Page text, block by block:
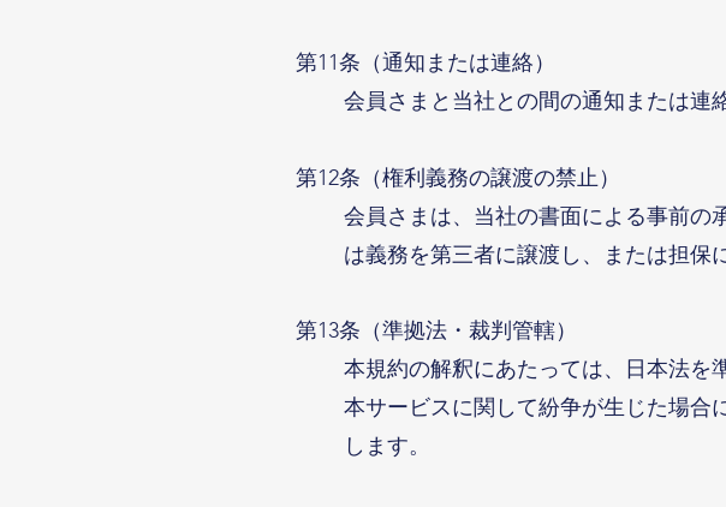
第11条（通知または連絡）
会員さまと当社との間の通知または連
第12条（権利義務の譲渡の禁止）
会員さまは、当社の書面による事前の
は義務を第三者に譲渡し、または担保
第13条（準拠法・裁判管轄）
本規約の解釈にあたっては、日本法を
本サービスに関して紛争が生じた場合
します。